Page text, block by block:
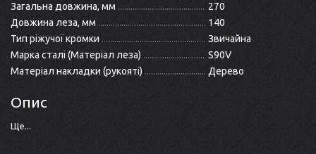
Загальна довжина, мм
270
Довжина леза, мм
140
Тип ріжучої кромки
Звичайна
Марка сталі (Матеріал леза)
S90V
Матеріал накладки (рукояті)
Дерево
Опис
Ще...